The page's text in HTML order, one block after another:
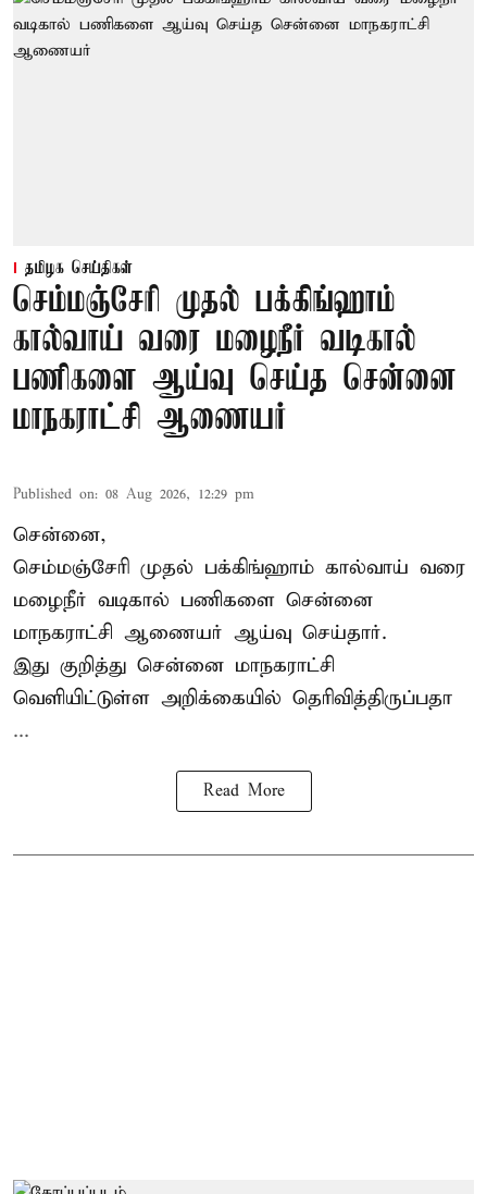
தமிழக செய்திகள்
செம்மஞ்சேரி முதல் பக்கிங்ஹாம்
கால்வாய் வரை மழைநீர் வடிகால்
பணிகளை ஆய்வு செய்த சென்னை
மாநகராட்சி ஆணையர்
Published on: 08 Aug 2026, 12:29 pm
சென்னை,
செம்மஞ்சேரி முதல் பக்கிங்ஹாம் கால்வாய் வரை
மழைநீர் வடிகால் பணிகளை சென்னை
மாநகராட்சி ஆணையர் ஆய்வு செய்தார்.
இது குறித்து சென்னை மாநகராட்சி
வெளியிட்டுள்ள அறிக்கையில் தெரிவித்திருப்பதா
...
Read More